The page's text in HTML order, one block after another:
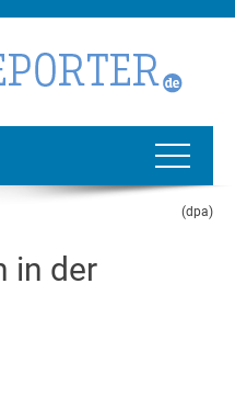
in der
(dpa)